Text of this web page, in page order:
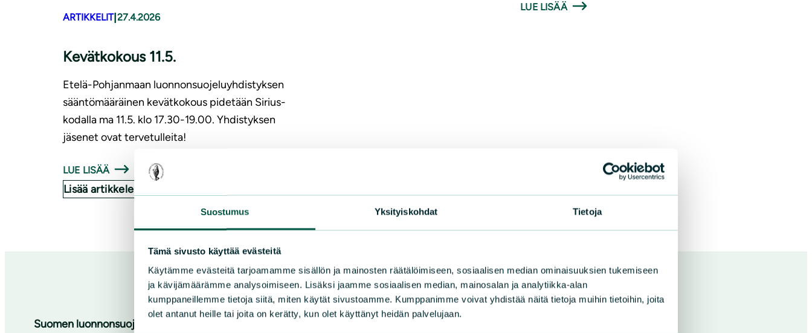
Suostumus Yksityiskohdat Tietoja
Tämä sivusto käyttää evästeitä
Käytämme evästeitä tarjoamamme sisällön ja mainosten räätälöimiseen, sosiaalisen median ominaisuuksien tukemiseen
ja kävijämäärämme analysoimiseen. Lisäksi jaamme sosiaalisen median, mainosalan ja analytiikka-alan
kumppaneillemme tietoja siitä, miten käytät sivustoamme. Kumppanimme voivat yhdistää näitä tietoja muihin tietoihin, joita
olet antanut heille tai joita on kerätty, kun olet käyttänyt heidän palvelujaan.
ARTIKKELIT| 27.4.2026
Kevätkokous 11.5.
Etelä-Pohjanmaan luonnonsuojeluyhdistyksen
sääntömääräinen kevätkokous pidetään Sirius-
kodalla ma 11.5. klo 17.30-19.00. Yhdistyksen
jäsenet ovat tervetulleita!
LUE LISÄÄ
LUE LISÄÄ
Lisää artikkeleita
Suomen luonnonsuojeluliiton Pohjanmaan piiri